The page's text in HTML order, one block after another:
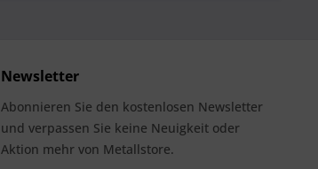
Newsletter
Abonnieren Sie den kostenlosen Newsletter
und verpassen Sie keine Neuigkeit oder
Aktion mehr von Metallstore.